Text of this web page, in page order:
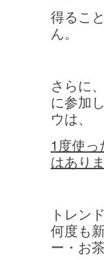
得るこ
ん。
さらに
に参加
ウは、
1度使
はあり
トレン
何度も
ー・お